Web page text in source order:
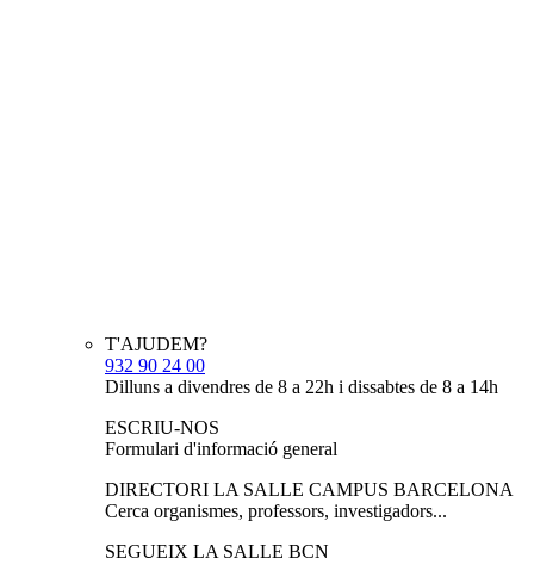
T'AJUDEM?
932 90 24 00
Dilluns a divendres de 8 a 22h i dissabtes de 8 a 14h
ESCRIU-NOS
Formulari d'informació general
DIRECTORI LA SALLE CAMPUS BARCELONA
Cerca organismes, professors, investigadors...
SEGUEIX LA SALLE BCN